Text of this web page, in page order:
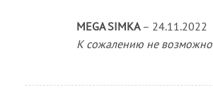
MEGA SIMKA – 24.11.2022
К сожалению не возможно